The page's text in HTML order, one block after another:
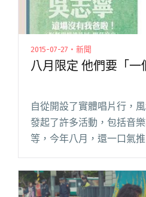
2015-07-27・新聞
八月限定 他們要「一
自從開設了實體唱片行，
發起了許多活動，包括音
等，今年八月，還一口氣
演出企劃，由吳志寧、奇
玠瑋四人，分別在每周五
次的「一個人」企劃，四